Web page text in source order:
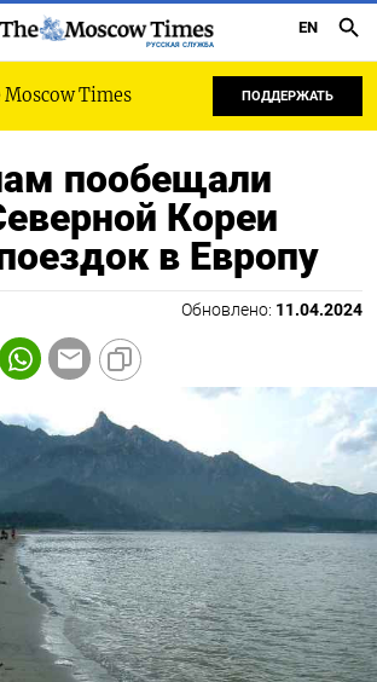
РУССКАЯ СЛУЖБА
EN
Times ПОДДЕРЖАТЬ
пообещали
Кореи
в Европу
Обновлено: 11.04.2024